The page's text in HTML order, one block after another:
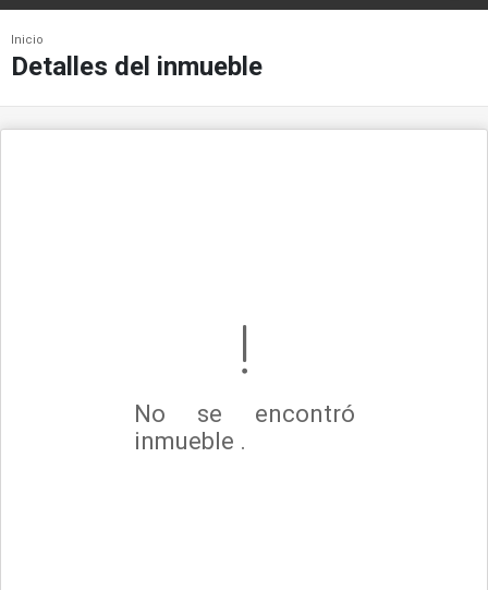
Inicio
Detalles del inmueble
No se encontró
inmueble .